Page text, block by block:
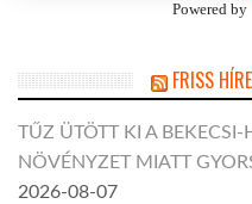
Powered by
FRISS
TŰZ ÜTÖTT KI A BEKECSI-
NÖVÉNYZET MIATT
2026-08-07